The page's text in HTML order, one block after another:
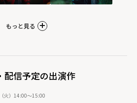
もっと見る
配信予定の出演作
火）14:00～15:00